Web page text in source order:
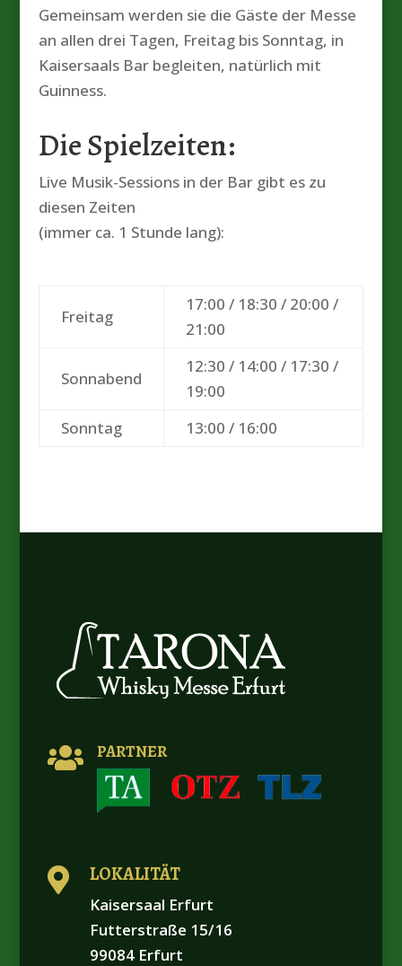
Gemeinsam werden sie die Gäste der Messe
an allen drei Tagen, Freitag bis Sonntag, in
Kaisersaals Bar begleiten, natürlich mit
Guinness.
Die Spielzeiten:
Live Musik-Sessions in der Bar gibt es zu
diesen Zeiten
(immer ca. 1 Stunde lang):
Freitag
17:00 / 18:30 / 20:00 /
21:00
Sonnabend
12:30 / 14:00 / 17:30 /
19:00
Sonntag
13:00 / 16:00
 PARTNER
 LOKALITÄT
Kaisersaal Erfurt
Futterstraße 15/16
99084 Erfurt